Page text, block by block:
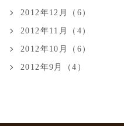
2012年12月（6）
2012年11月（4）
2012年10月（6）
2012年9月（4）